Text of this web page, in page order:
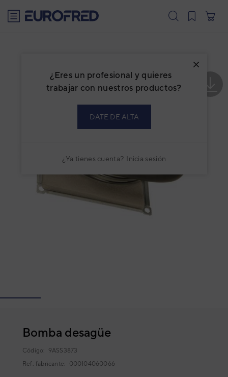
¿Eres un profesional y quieres
trabajar con nuestros productos?
DATE DE ALTA
¿Ya tienes cuenta? Inicia sesión
Bomba desagüe
Código: 9ASS3873
Ref. fabricante: 000104060066